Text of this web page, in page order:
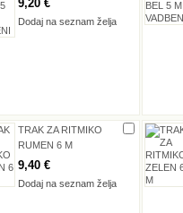
9,20 €
Dodaj na seznam želja
TRAK ZA RITMIKO
RUMEN 6 M
9,40 €
Dodaj na seznam želja